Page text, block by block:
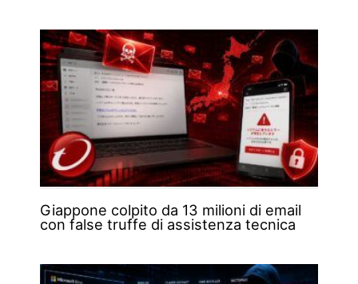
Giappone colpito da 13 milioni di email
con false truffe di assistenza tecnica